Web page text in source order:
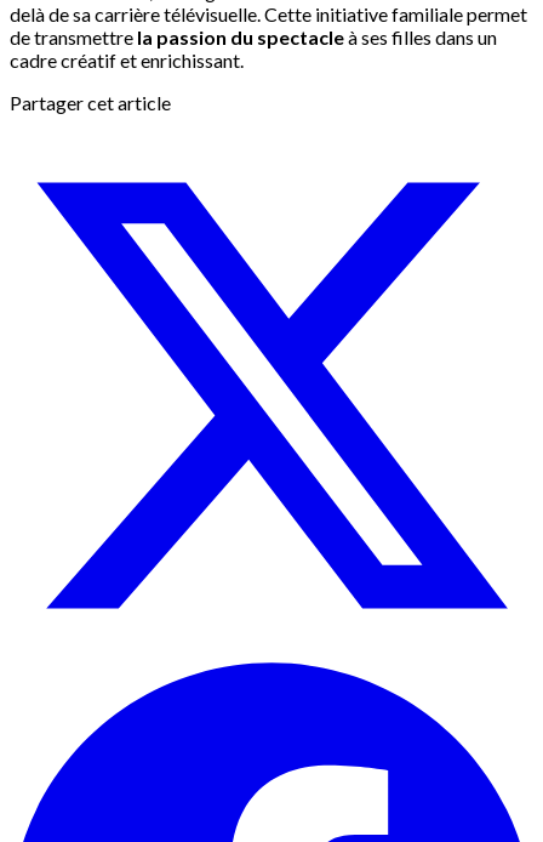
delà de sa carrière télévisuelle. Cette initiative familiale permet
de transmettre la passion du spectacleà ses filles dans un
cadre créatif et enrichissant.
Partager cet article